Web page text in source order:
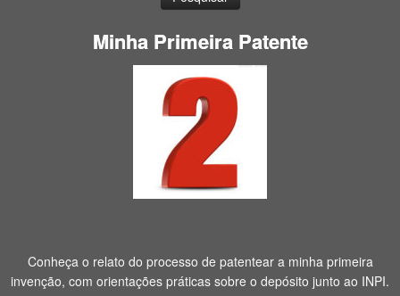
Minha Primeira Patente
Conheça o relato do processo de patentear a minha primeira
invenção, com orientações práticas sobre o depósito junto ao INPI.